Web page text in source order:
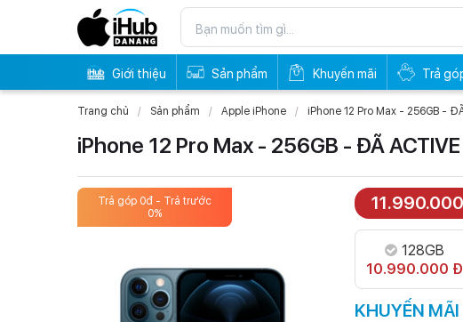
Giới thiệu Sản phẩm Khuyến mãi Trả
Trang chủ Sản phẩm Apple iPhone iPhone 12 Pro Max - 256GB -
iPhone 12 Pro Max - 256GB - ĐÃ
Trả góp 0đ - Trả trước
0%
Trả góp 0đ - Trả
0%
128GB
10.990.000 Đ
KHUYẾN MÃI